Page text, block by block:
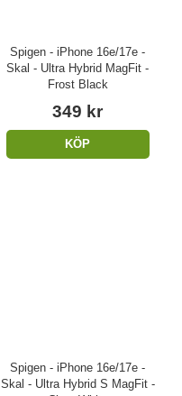
Spigen - iPhone 16e/17e -
Skal - Ultra Hybrid MagFit -
Frost Black
349 kr
KÖP
Spigen - iPhone 16e/17e -
Skal - Ultra Hybrid S MagFit -